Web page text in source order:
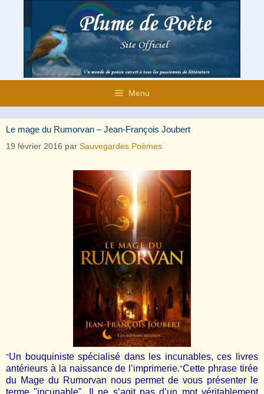
contenu
Menu
Le mage du Rumorvan – Jean-François Joubert
19 février 2016 par Sauvegardes Poèmes
Un bouquiniste spécialisé dans les incunables, ces livres
antérieurs à la naissance de l’imprimerie. Cette phrase tirée
du Mage du Rumorvan nous permet de vous présenter le
terme incunable . Il ne s’agit pas d’un mot véritablement